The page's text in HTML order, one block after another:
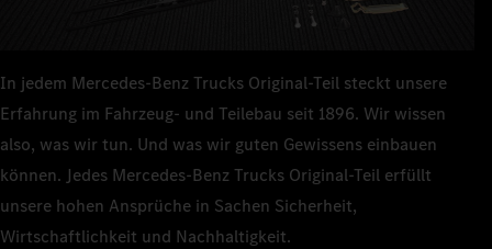
In jedem Mercedes‑Benz Trucks Original-Teil steckt unsere
Erfahrung im Fahrzeug- und Teilebau seit 1896. Wir wissen
also, was wir tun. Und was wir guten Gewissens einbauen
können. Jedes Mercedes‑Benz Trucks Original‑Teil erfüllt
unsere hohen Ansprüche in Sachen Sicherheit,
Wirtschaftlichkeit und Nachhaltigkeit.